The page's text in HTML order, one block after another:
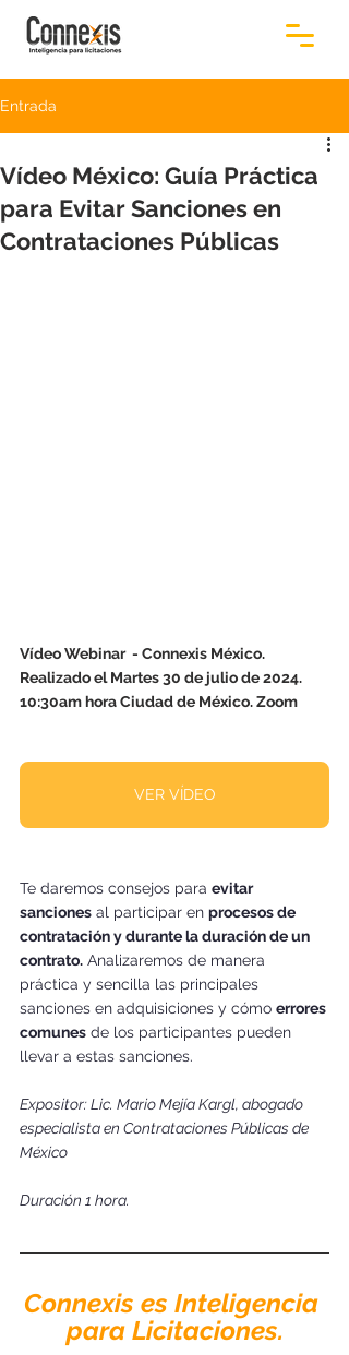
Entrada
Vídeo México: Guía Práctica
para Evitar Sanciones en
Contrataciones Públicas
Vídeo Webinar  - Connexis México.
Realizado el Martes 30 de julio de 2024.
10:30am hora Ciudad de México. Zoom
VER VÍDEO
Te daremos consejos para evitar
sanciones al participar en procesos de
contratación y durante la duración de un
contrato. Analizaremos de manera
práctica y sencilla las principales
sanciones en adquisiciones y cómo errores
comunes de los participantes pueden
llevar a estas sanciones.
Expositor: Lic. Mario Mejía Kargl, abogado
especialista en Contrataciones Públicas de
México
Duración 1 hora.
Connexis es Inteligencia
para Licitaciones.